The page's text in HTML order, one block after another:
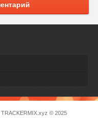
TRACKERMIX.xyz © 2025